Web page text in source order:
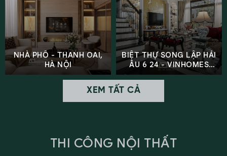
NHÀ PHỐ - THANH OAI,
HÀ NỘI
BIỆT THỰ SONG LẬP HẢI
ÂU 6 24 - VINHOMES
OCEAN PARK 2
XEM TẤT CẢ
THI CÔNG NỘI THẤT